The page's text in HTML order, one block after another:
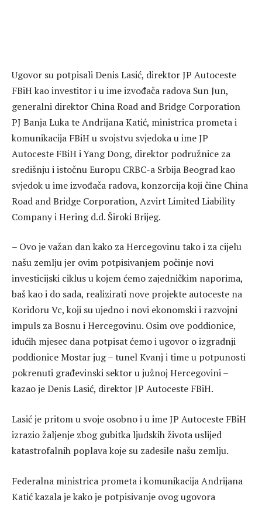
Ugovor su potpisali Denis Lasić, direktor JP Autoceste
FBiH kao investitor i u ime izvođača radova Sun Jun,
generalni direktor China Road and Bridge Corporation
PJ Banja Luka te Andrijana Katić, ministrica prometa i
komunikacija FBiH u svojstvu svjedoka u ime JP
Autoceste FBiH i Yang Dong, direktor podružnice za
središnju i istočnu Europu CRBC-a Srbija Beograd kao
svjedok u ime izvođača radova, konzorcija koji čine China
Road and Bridge Corporation, Azvirt Limited Liability
Company i Hering d.d. Široki Brijeg.
– Ovo je važan dan kako za Hercegovinu tako i za cijelu
našu zemlju jer ovim potpisivanjem počinje novi
investicijski ciklus u kojem ćemo zajedničkim naporima,
baš kao i do sada, realizirati nove projekte autoceste na
Koridoru Vc, koji su ujedno i novi ekonomski i razvojni
impuls za Bosnu i Hercegovinu. Osim ove poddionice,
idućih mjesec dana potpisat ćemo i ugovor o izgradnji
poddionice Mostar jug – tunel Kvanj i time u potpunosti
pokrenuti građevinski sektor u južnoj Hercegovini –
kazao je Denis Lasić, direktor JP Autoceste FBiH.
Lasić je pritom u svoje osobno i u ime JP Autoceste FBiH
izrazio žaljenje zbog gubitka ljudskih života uslijed
katastrofalnih poplava koje su zadesile našu zemlju.
Federalna ministrica prometa i komunikacija Andrijana
Katić kazala je kako je potpisivanje ovog ugovora